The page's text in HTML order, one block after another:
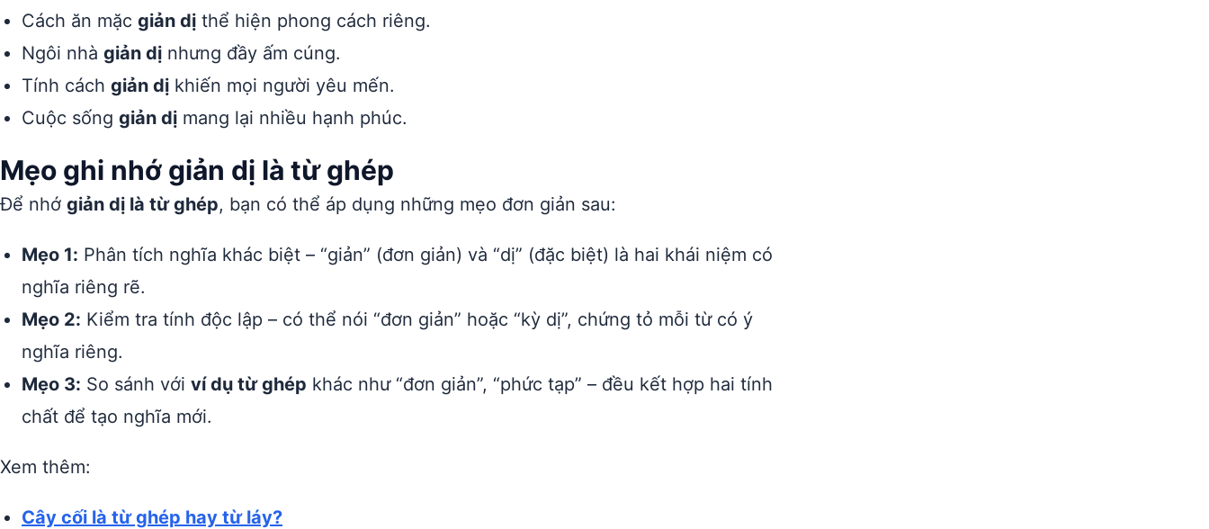
Cách ăn mặc giản dị thể hiện phong cách riêng.
Ngôi nhà giản dị nhưng đầy ấm cúng.
Tính cách giản dị khiến mọi người yêu mến.
Cuộc sống giản dị mang lại nhiều hạnh phúc.
Mẹo ghi nhớ giản dị là từ ghép
Để nhớ giản dị là từ ghép, bạn có thể áp dụng những mẹo đơn giản sau:
Mẹo 1: Phân tích nghĩa khác biệt – “giản” (đơn giản) và “dị” (đặc biệt) là hai khái niệm có
nghĩa riêng rẽ.
Mẹo 2: Kiểm tra tính độc lập – có thể nói “đơn giản” hoặc “kỳ dị”, chứng tỏ mỗi từ có ý
nghĩa riêng.
Mẹo 3: So sánh với ví dụ từ ghép khác như “đơn giản”, “phức tạp” – đều kết hợp hai tính
chất để tạo nghĩa mới.
Xem thêm:
Cây cối là từ ghép hay từ láy?